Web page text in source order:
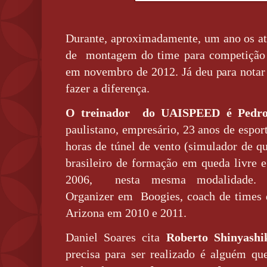
Durante, aproximadamente, um ano os
de montagem do time para
em novembro de 2012. Já deu para
fazer a diferença.
O treinador do UAISPEED é
paulistano, empresário, 23 anos de
horas de túnel de vento (simulador de
brasileiro de formação em queda livre
2006, nesta mesma modalidade.
Organizer em Boogies, coach de
Arizona em 2010 e 2011.
Daniel Soares cita Roberto
precisa para ser realizado é alguém